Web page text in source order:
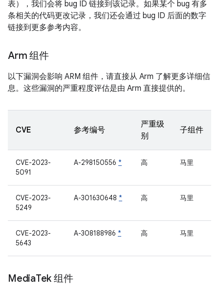
表），我们会将 bug ID 链接到该记录。如果某个 bug 有多
条相关的代码更改记录，我们还会通过 bug ID 后面的数字
链接到更多参考内容。
Arm 组件
以下漏洞会影响 ARM 组件，请直接从 Arm 了解更多详细信
息。这些漏洞的严重程度评估是由 Arm 直接提供的。
CVE 参考编号
严重级
别
子组件
CVE-2023-
5091
A-298150556 * 高 马里
CVE-2023-
5249
A-301630648 * 高 马里
CVE-2023-
5643
A-308188986 * 高 马里
MediaTek 组件